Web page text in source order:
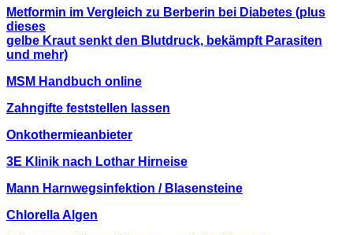
Metformin im Vergleich zu Berberin bei Diabetes (plus
dieses
gelbe Kraut senkt den Blutdruck, bekämpft Parasiten
und mehr)
MSM Handbuch online
Zahngifte feststellen lassen
Onkothermieanbieter
3E Klinik nach Lothar Hirneise
Mann Harnwegsinfektion / Blasensteine
Chlorella Algen